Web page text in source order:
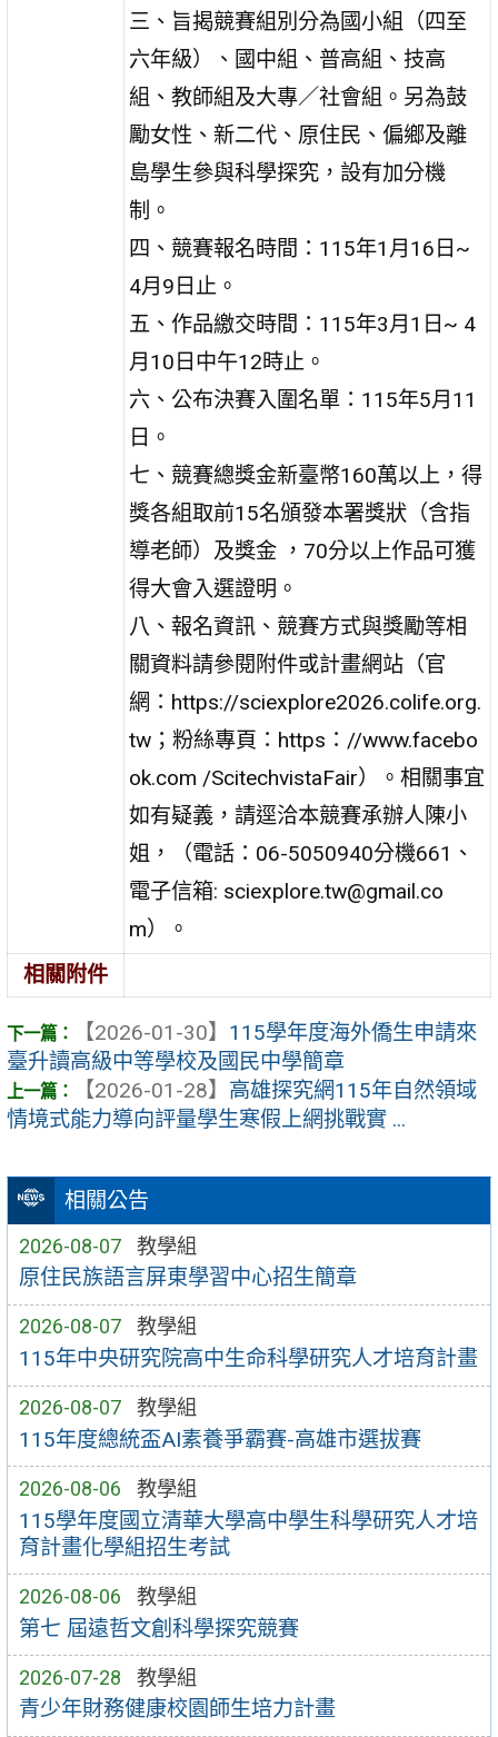
相關公告
2026-08-07 教學組
原住民族語言屏東學習中心招生簡章
2026-08-07 教學組
115年中央研究院高中生命科學研究人才培育計畫
2026-08-07 教學組
115年度總統盃AI素養爭霸賽-高雄市選拔賽
2026-08-06 教學組
115學年度國立清華大學高中學生科學研究人才培
育計畫化學組招生考試
2026-08-06 教學組
第七 屆遠哲文創科學探究競賽
2026-07-28 教學組
青少年財務健康校園師生培力計畫
三、旨揭競賽組別分為國小組（四至
六年級）、國中組、普高組、技高
組、教師組及大專／社會組。另為鼓
勵女性、新二代、原住民、偏鄉及離
島學生參與科學探究，設有加分機
制。
四、競賽報名時間：115年1月16日~
4月9日止。
五、作品繳交時間：115年3月1日~ 4
月10日中午12時止。
六、公布決賽入圍名單：115年5月11
日。
七、競賽總獎金新臺幣160萬以上，得
獎各組取前15名頒發本署獎狀（含指
導老師）及獎金 ，70分以上作品可獲
得大會入選證明。
八、報名資訊、競賽方式與獎勵等相
關資料請參閱附件或計畫網站（官
網：https://sciexplore2026.colife.org.
tw；粉絲專頁：https：//www.facebo
ok.com /ScitechvistaFair）。相關事宜
如有疑義，請逕洽本競賽承辦人陳小
姐，（電話：06-5050940分機661、
電子信箱: sciexplore.tw@gmail.co
m）。
相關附件
【2026-01-30】 115學年度海外僑生申請來
臺升讀高級中等學校及國民中學簡章
【2026-01-28】 高雄探究網115年自然領域
情境式能力導向評量學生寒假上網挑戰實 ...